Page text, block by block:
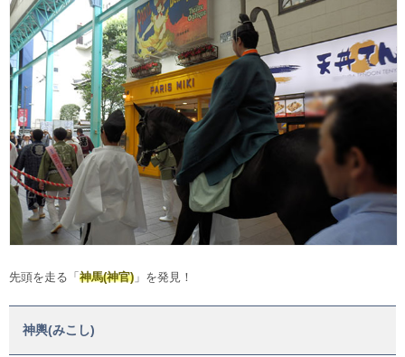
先頭を走る「 神馬(神官) 」を発見！
神輿(みこし)